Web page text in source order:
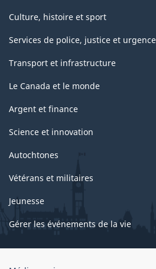
Culture, histoire et sport
Services de police, justice et
Transport et infrastructure
Le Canada et le monde
Argent et finance
Science et innovation
Autochtones
Vétérans et militaires
Jeunesse
Gérer les événements de la vie